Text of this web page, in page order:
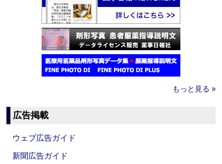
もっと見る »
広告掲載
ウェブ広告ガイド
新聞広告ガイド